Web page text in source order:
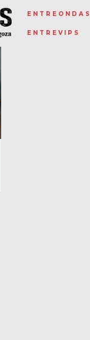
ENTREONDAS
ENTREVIPS